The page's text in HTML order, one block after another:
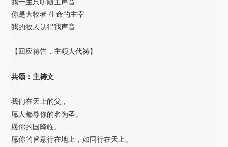
我一生只听随主声音
你是大牧者 生命的主宰
我的牧人认得我声音
【回应祷告，主领人代祷】
共颂：主祷文
我们在天上的父，
愿人都尊你的名为圣。
愿你的国降临。
愿你的旨意行在地上，如同行在天上。